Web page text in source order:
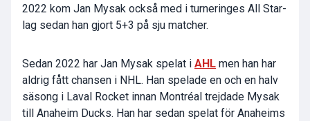
2022 kom Jan Mysak också med i turneringes All Star-
lag sedan han gjort 5+3 på sju matcher.
Sedan 2022 har Jan Mysak spelat i AHL men han har
aldrig fått chansen i NHL. Han spelade en och en halv
säsong i Laval Rocket innan Montréal trejdade Mysak
till Anaheim Ducks. Han har sedan spelat för Anaheims